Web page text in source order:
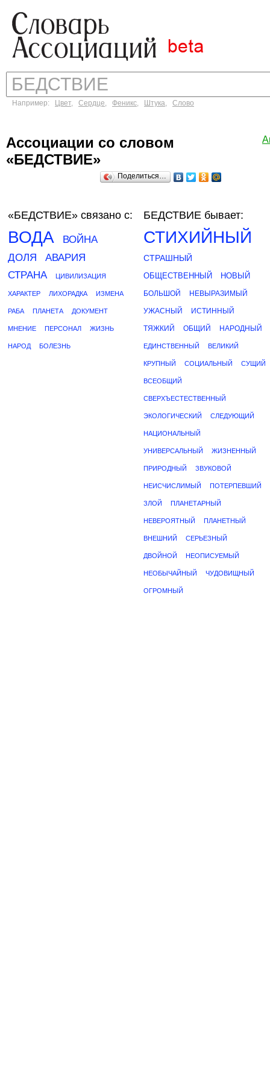
Например: Цвет, Сердце, Феникс, Штука, Слово
Ассоциации со словом
«БЕДСТВИЕ»
Поделиться…
«БЕДСТВИЕ» связано с:
ВОДА
ВОЙНА
ДОЛЯ
АВАРИЯ
СТРАНА
ЦИВИЛИЗАЦИЯ
ХАРАКТЕР ЛИХОРАДКА ИЗМЕНА
РАБА ПЛАНЕТА ДОКУМЕНТ
МНЕНИЕ ПЕРСОНАЛ ЖИЗНЬ
НАРОД БОЛЕЗНЬ
БЕДСТВИЕ бывает:
СТИХИЙНЫЙ
СТРАШНЫЙ
ОБЩЕСТВЕННЫЙ НОВЫЙ
БОЛЬШОЙ НЕВЫРАЗИМЫЙ
УЖАСНЫЙ ИСТИННЫЙ
ТЯЖКИЙ ОБЩИЙ НАРОДНЫЙ
ЕДИНСТВЕННЫЙ ВЕЛИКИЙ
КРУПНЫЙ СОЦИАЛЬНЫЙ СУЩИЙ
ВСЕОБЩИЙ
СВЕРХЪЕСТЕСТВЕННЫЙ
ЭКОЛОГИЧЕСКИЙ СЛЕДУЮЩИЙ
НАЦИОНАЛЬНЫЙ
УНИВЕРСАЛЬНЫЙ ЖИЗНЕННЫЙ
ПРИРОДНЫЙ ЗВУКОВОЙ
НЕИСЧИСЛИМЫЙ ПОТЕРПЕВШИЙ
ЗЛОЙ ПЛАНЕТАРНЫЙ
НЕВЕРОЯТНЫЙ ПЛАНЕТНЫЙ
ВНЕШНИЙ СЕРЬЕЗНЫЙ
ДВОЙНОЙ НЕОПИСУЕМЫЙ
НЕОБЫЧАЙНЫЙ ЧУДОВИЩНЫЙ
ОГРОМНЫЙ